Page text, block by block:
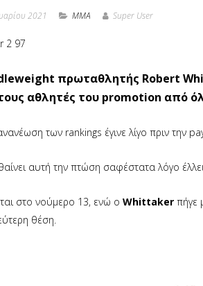
2021 MMA Super User
πρωταθλητής Robert
αθλητές του promotion από
των rankings έγινε λίγο πριν την
αυτή την πτώση σαφέστατα λόγο
στο νούμερο 13, ενώ ο Whittaker πήγε
θέση.